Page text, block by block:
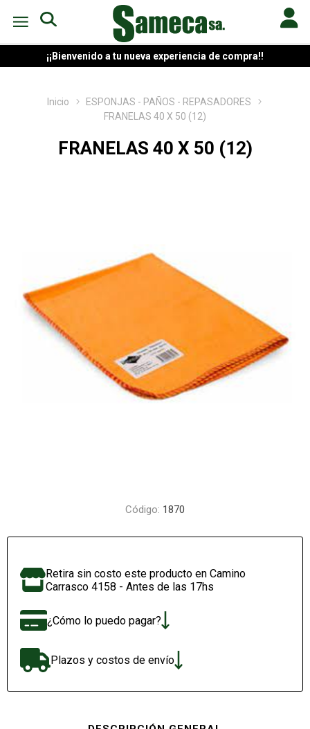
¡¡Bienvenido a tu nueva experiencia de compra!!
Inicio
ESPONJAS - PAÑOS - REPASADORES
FRANELAS 40 X 50 (12)
FRANELAS 40 X 50 (12)
Código: 1870
Retira sin costo este producto en Camino
Carrasco 4158 - Antes de las 17hs
¿Cómo lo puedo pagar?
Plazos y costos de envío